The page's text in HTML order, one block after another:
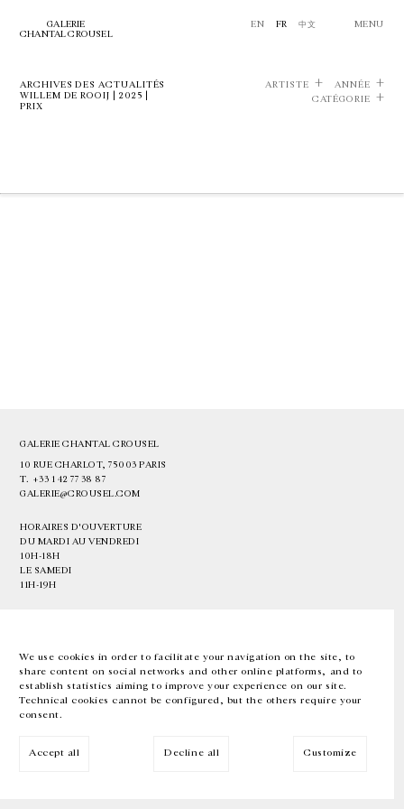
We use cookies in order to facilitate your navigation on the site, to
share content on social networks and other online platforms, and to
establish statistics aiming to improve your experience on our site.
Technical cookies cannot be configured, but the others require your
consent.
Accept all Decline all Customize
GALERIE
CHANTAL CROUSEL
EN FR 中文 MENU
ARCHIVES DES ACTUALITÉS
WILLEM DE ROOIJ | 2025 |
PRIX
ARTISTE
ANNÉE
CATÉGORIE
GALERIE CHANTAL CROUSEL
10 RUE CHARLOT, 75003 PARIS
T. +33 1 42 77 38 87
GALERIE@CROUSEL.COM
HORAIRES D'OUVERTURE
DU MARDI AU VENDREDI
10H-18H
LE SAMEDI
11H-19H
EN FR 中文 Facebook Instagram
Inscrivez-vous à notre newsletter